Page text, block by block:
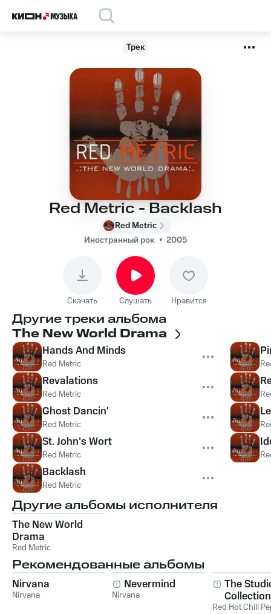
Трек
Red Metric - Backlash
Red Metric
Иностранный рок
2005
Скачать Слушать Нравится
Другие треки альбома
The New World Drama
Hands And Minds
Red Metric
Revalations
Red Metric
Ghost Dancin'
Red Metric
St. John's Wort
Red Metric
Backlash
Red Metric
Другие альбомы исполнителя
The New World
Drama
Red Metric
Рекомендованные альбомы
Nirvana
Nirvana
Nevermind
Nirvana
The
Collection
Red Hot Chili